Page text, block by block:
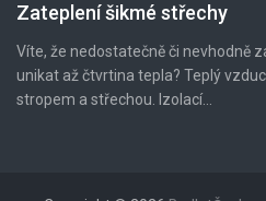
Zateplení šikmé
Víte, že nedostatečně či nevhodně
unikat až čtvrtina tepla? Teplý
stropem a střechou. Izolací...